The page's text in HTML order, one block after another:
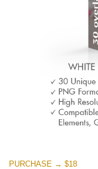
PURCHASE → $18